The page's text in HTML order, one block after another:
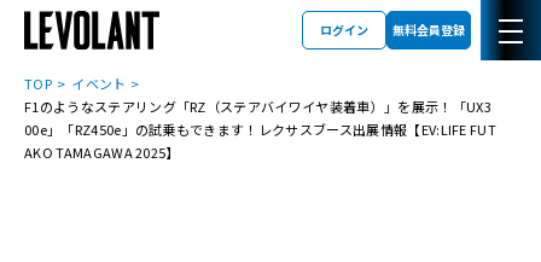
ログイン 無料会員登録
TOP
イベント
F1のようなステアリング「RZ（ステアバイワイヤ装着車）」を展示！「UX3
00e」「RZ450e」の試乗もできます！レクサスブース出展情報【EV:LIFE FUT
AKO TAMAGAWA 2025】